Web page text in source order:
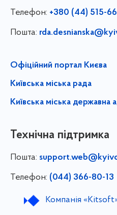
Телефон: +380 (44) 515-
Пошта:
Офіційний портал Києва
Київська міська рада
Київська міська державна
Технічна підтримка
Пошта:
Телефон: (044) 366-80-13
Компанія